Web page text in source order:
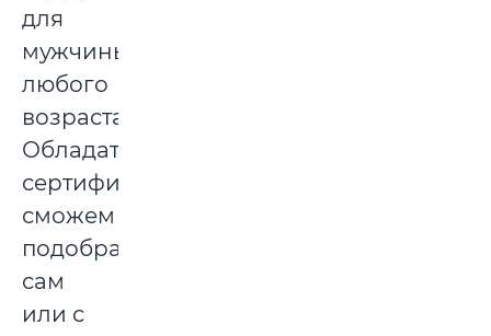
для
мужчины
любого
возраста.
Обладатель
сертификата
сможем
подобрать
сам
или с